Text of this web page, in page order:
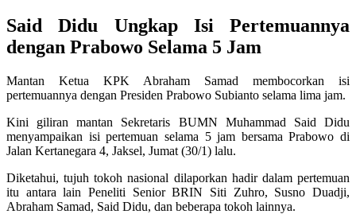
Said Didu Ungkap Isi Pertemuannya
dengan Prabowo Selama 5 Jam
Mantan Ketua KPK Abraham Samad membocorkan isi
pertemuannya dengan Presiden Prabowo Subianto selama lima jam.
Kini giliran mantan Sekretaris BUMN Muhammad Said Didu
menyampaikan isi pertemuan selama 5 jam bersama Prabowo di
Jalan Kertanegara 4, Jaksel, Jumat (30/1) lalu.
Diketahui, tujuh tokoh nasional dilaporkan hadir dalam pertemuan
itu antara lain Peneliti Senior BRIN Siti Zuhro, Susno Duadji,
Abraham Samad, Said Didu, dan beberapa tokoh lainnya.